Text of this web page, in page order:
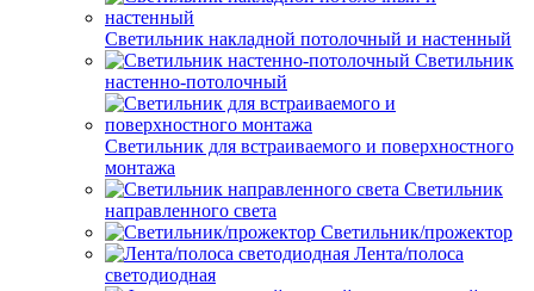
Светильник накладной потолочный и настенный
Светильник
настенно-потолочный
Светильник для встраиваемого и поверхностного
монтажа
Светильник
направленного света
Светильник/прожектор
Лента/полоса
светодиодная